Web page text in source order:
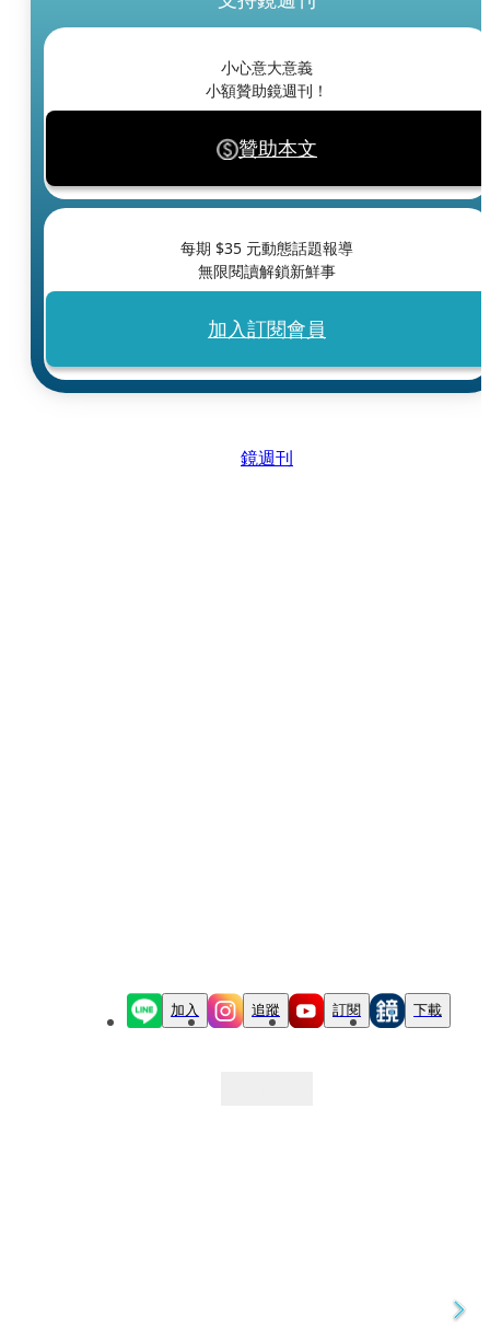
小心意大意義
小額贊助鏡週刊！
贊助本文
每期 $35 元動態話題報導
無限閱讀解鎖新鮮事
加入訂閱會員
鏡週刊
加入 追蹤 訂閱 下載